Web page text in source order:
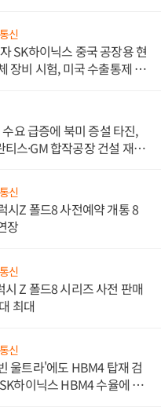
신
SK하이닉스 중국 공장용 현
장비 시험, 미국 수출통제 대
요 급증에 북미 증설 타진,
스·GM 합작공장 건설 재추
신
시Z 폴드8 사전예약 개통 8
장
신
시 Z 폴드8 시리즈 사전 판매
최대
신
울트라'에도 HBM4 탑재 검
하이닉스 HBM4 수율에 주